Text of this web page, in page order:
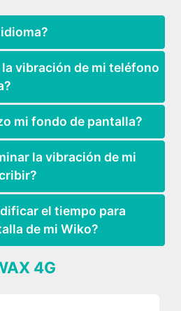
vibración de mi teléfono
mi fondo de pantalla?
la vibración de mi
el tiempo para
de mi Wiko?
4G